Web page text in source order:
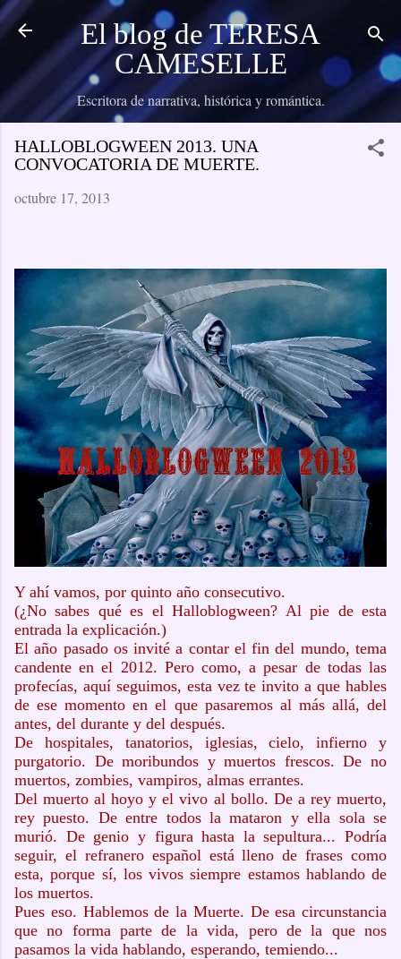
Ir al contenido principal
El blog de TERESA
CAMESELLE
Escritora de narrativa, histórica y romántica.
HALLOBLOGWEEN 2013. UNA
CONVOCATORIA DE MUERTE.
octubre 17, 2013
Y ahí vamos, por quinto año consecutivo.
(¿No sabes qué es el Halloblogween? Al pie de esta
entrada la explicación.)
El año pasado os invité a contar el fin del mundo, tema
candente en el 2012. Pero como, a pesar de todas las
profecías, aquí seguimos, esta vez te invito a que hables
de ese momento en el que pasaremos al más allá, del
antes, del durante y del después.
De hospitales, tanatorios, iglesias, cielo, infierno y
purgatorio. De moribundos y muertos frescos. De no
muertos, zombies, vampiros, almas errantes.
Del muerto al hoyo y el vivo al bollo. De a rey muerto,
rey puesto. De entre todos la mataron y ella sola se
murió. De genio y figura hasta la sepultura... Podría
seguir, el refranero español está lleno de frases como
esta, porque sí, los vivos siempre estamos hablando de
los muertos.
Pues eso. Hablemos de la Muerte. De esa circunstancia
que no forma parte de la vida, pero de la que nos
pasamos la vida hablando, esperando, temiendo...